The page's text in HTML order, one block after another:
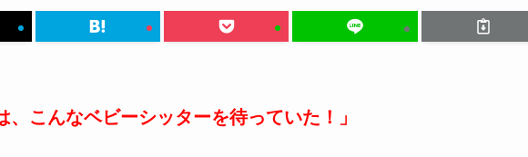
、こんなベビーシッターを待っていた！」